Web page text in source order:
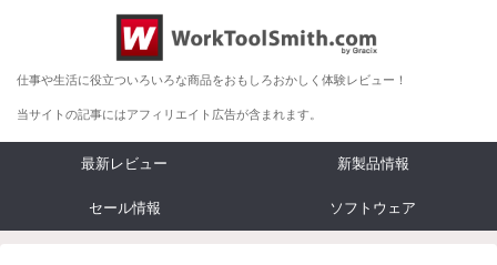
仕事や生活に役立ついろいろな商品をおもしろおかしく体験レビュー！
当サイトの記事にはアフィリエイト広告が含まれます。
最新レビュー 新製品情報
セール情報 ソフトウェア